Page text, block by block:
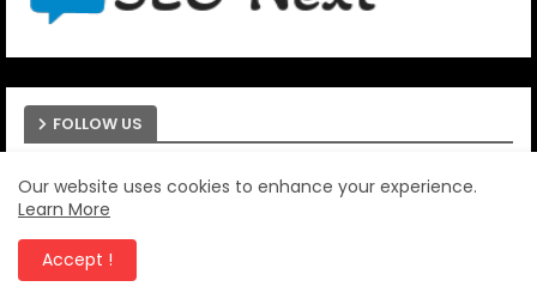
FOLLOW US
Our website uses cookies to enhance your experience.
Learn More
Accept !